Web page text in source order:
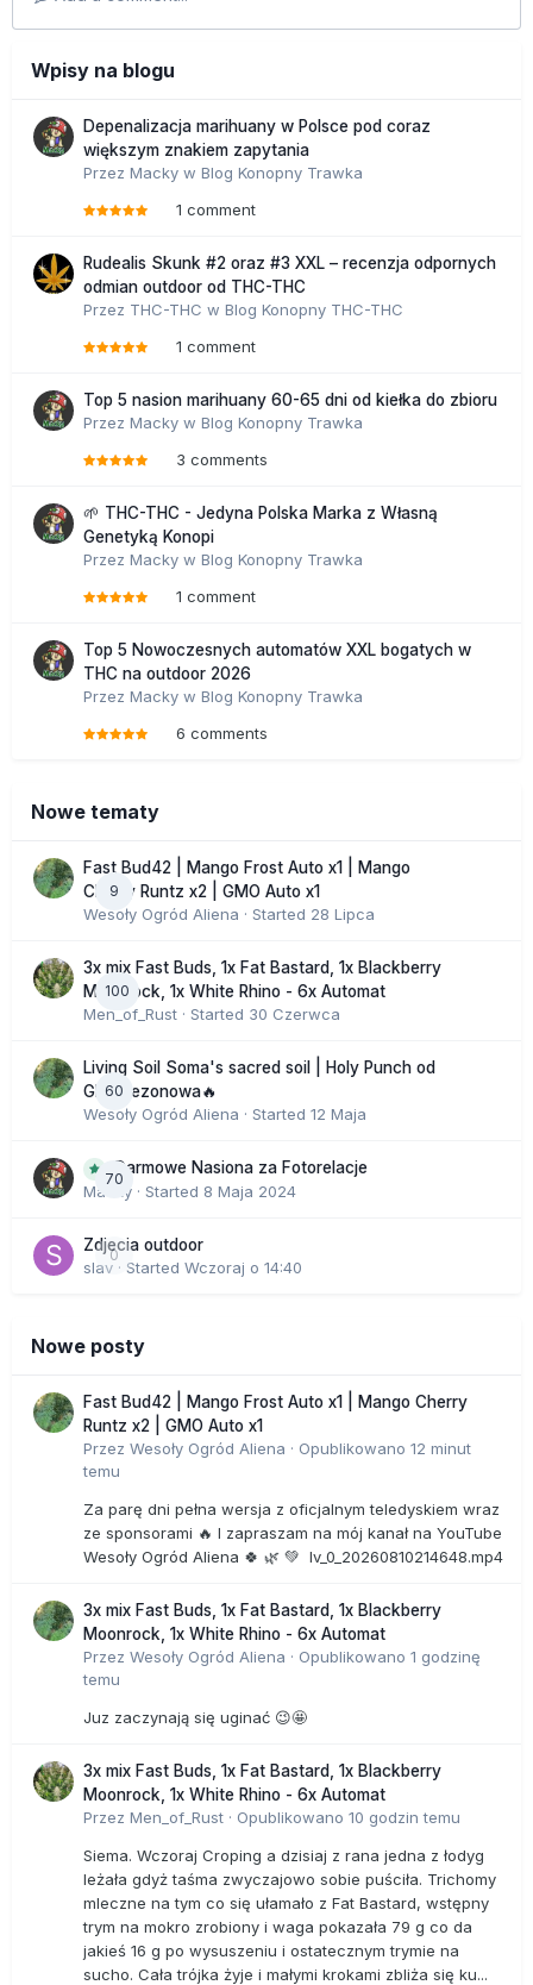
Wpisy na blogu
Depenalizacja marihuany w Polsce pod coraz
większym znakiem zapytania
Przez Macky w Blog Konopny Trawka
1 comment
Rudealis Skunk #2 oraz #3 XXL – recenzja odpornych
odmian outdoor od THC-THC
Przez THC-THC w Blog Konopny THC-THC
1 comment
Top 5 nasion marihuany 60-65 dni od kiełka do zbioru
Przez Macky w Blog Konopny Trawka
3 comments
🌱 THC-THC - Jedyna Polska Marka z Własną
Genetyką Konopi
Przez Macky w Blog Konopny Trawka
1 comment
Top 5 Nowoczesnych automatów XXL bogatych w
THC na outdoor 2026
Przez Macky w Blog Konopny Trawka
6 comments
Nowe tematy
9
Fast Bud42 | Mango Frost Auto x1 | Mango
Cherry Runtz x2 | GMO Auto x1
Wesoły Ogród Aliena · Started 28 Lipca
100
3x mix Fast Buds, 1x Fat Bastard, 1x Blackberry
Moonrock, 1x White Rhino - 6x Automat
Men_of_Rust · Started 30 Czerwca
60
Living Soil Soma's sacred soil | Holy Punch od
GHS sezonowa🔥
Wesoły Ogród Aliena · Started 12 Maja
70
Darmowe Nasiona za Fotorelacje
Macky · Started 8 Maja 2024
0
Zdjecia outdoor
slav · Started Wczoraj o 14:40
Nowe posty
Fast Bud42 | Mango Frost Auto x1 | Mango Cherry
Runtz x2 | GMO Auto x1
Przez Wesoły Ogród Aliena · Opublikowano 12 minut
temu
Za parę dni pełna wersja z oficjalnym teledyskiem wraz
ze sponsorami 🔥 I zapraszam na mój kanał na YouTube
Wesoły Ogród Aliena 🍀 🌿 💚 lv_0_20260810214648.mp4
3x mix Fast Buds, 1x Fat Bastard, 1x Blackberry
Moonrock, 1x White Rhino - 6x Automat
Przez Wesoły Ogród Aliena · Opublikowano 1 godzinę
temu
Juz zaczynają się uginać 😉🤩
3x mix Fast Buds, 1x Fat Bastard, 1x Blackberry
Moonrock, 1x White Rhino - 6x Automat
Przez Men_of_Rust · Opublikowano 10 godzin temu
Siema. Wczoraj Croping a dzisiaj z rana jedna z łodyg
leżała gdyż taśma zwyczajowo sobie puściła. Trichomy
mleczne na tym co się ułamało z Fat Bastard, wstępny
trym na mokro zrobiony i waga pokazała 79 g co da
jakieś 16 g po wysuszeniu i ostatecznym trymie na
sucho. Cała trójka żyje i małymi krokami zbliża się ku...